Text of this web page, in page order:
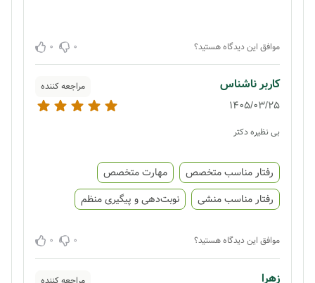
موافق این دیدگاه هستید؟ 0
0
کاربر ناشناس مراجعه کننده
1405/03/25
بی نظیره دکتر
رفتار مناسب متخصص
مهارت متخصص
رفتار مناسب منشی
نوبت‌دهی و پیگیری منظم
موافق این دیدگاه هستید؟ 0
0
زهرا مراجعه کننده